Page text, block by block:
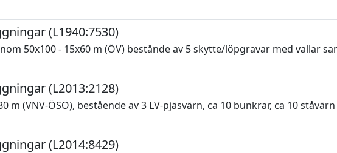
(L1940:7530)
50x100 - 15x60 m (ÖV) bestånde av 5 skytte/löpgravar med vallar
(L2013:2128)
m (VNV-ÖSÖ), bestående av 3 LV-pjäsvärn, ca 10 bunkrar, ca 10
(L2014:8429)